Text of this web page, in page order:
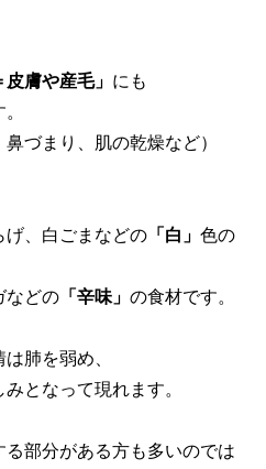
皮膚や産毛」 にも
づまり、肌の乾燥など）
、白ごまなどの 「白」 色の
などの 「辛味」 の食材です。
肺を弱め、
となって現れます。
部分がある方も多いのでは